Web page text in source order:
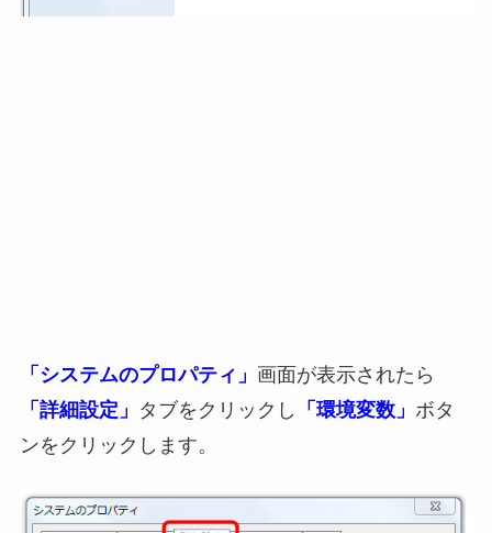
「システムのプロパティ」 画面が表示されたら
「詳細設定」 タブをクリックし 「環境変数」 ボタ
ンをクリックします。